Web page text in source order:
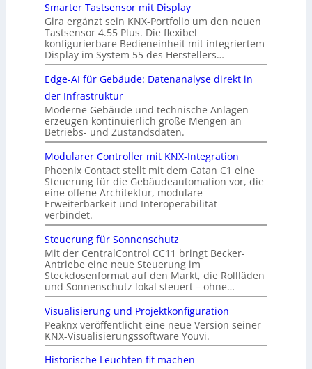
Smarter Tastsensor mit Display
Gira ergänzt sein KNX-Portfolio um den neuen
Tastsensor 4.55 Plus. Die flexibel
konfigurierbare Bedieneinheit mit integriertem
Display im System 55 des Herstellers…
Edge-AI für Gebäude: Datenanalyse direkt in
der Infrastruktur
Moderne Gebäude und technische Anlagen
erzeugen kontinuierlich große Mengen an
Betriebs- und Zustandsdaten.
Modularer Controller mit KNX-Integration
Phoenix Contact stellt mit dem Catan C1 eine
Steuerung für die Gebäudeautomation vor, die
eine offene Architektur, modulare
Erweiterbarkeit und Interoperabilität
verbindet.
Steuerung für Sonnenschutz
Mit der CentralControl CC11 bringt Becker-
Antriebe eine neue Steuerung im
Steckdosenformat auf den Markt, die Rollläden
und Sonnenschutz lokal steuert – ohne…
Visualisierung und Projektkonfiguration
Peaknx veröffentlicht eine neue Version seiner
KNX-Visualisierungssoftware Youvi.
Historische Leuchten fit machen